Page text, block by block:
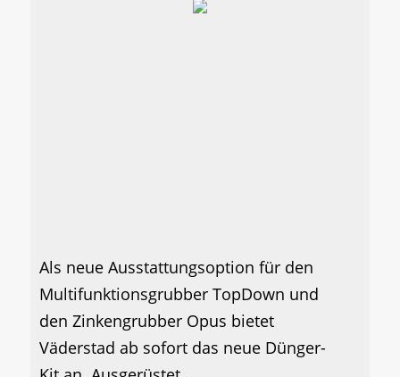
Als neue Ausstattungsoption für den
Multifunktionsgrubber TopDown und
den Zinkengrubber Opus bietet
Väderstad ab sofort das neue Dünger-